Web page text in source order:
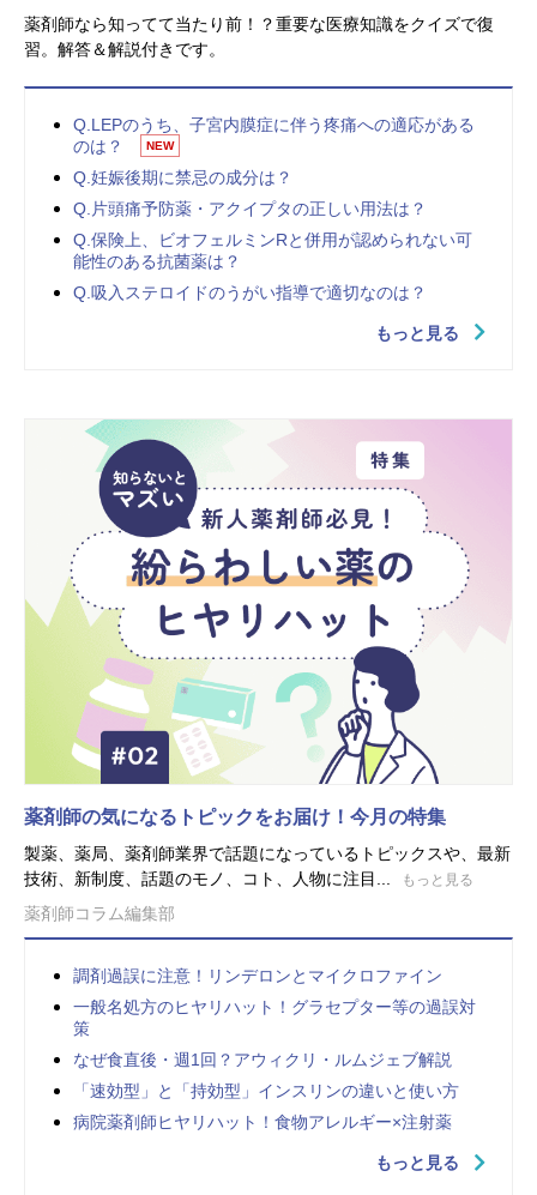
薬剤師なら知ってて当たり前！？重要な医療知識をクイズで復
習。解答＆解説付きです。
Q.LEPのうち、子宮内膜症に伴う疼痛への適応がある
のは？
NEW
Q.妊娠後期に禁忌の成分は？
Q.片頭痛予防薬・アクイプタの正しい用法は？
Q.保険上、ビオフェルミンRと併用が認められない可
能性のある抗菌薬は？
Q.吸入ステロイドのうがい指導で適切なのは？
もっと見る
薬剤師の気になるトピックをお届け！今月の特集
製薬、薬局、薬剤師業界で話題になっているトピックスや、最新
技術、新制度、話題のモノ、コト、人物に注目...
もっと見る
薬剤師コラム編集部
調剤過誤に注意！リンデロンとマイクロファイン
一般名処方のヒヤリハット！グラセプター等の過誤対
策
なぜ食直後・週1回？アウィクリ・ルムジェブ解説
「速効型」と「持効型」インスリンの違いと使い方
病院薬剤師ヒヤリハット！食物アレルギー×注射薬
もっと見る